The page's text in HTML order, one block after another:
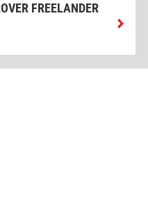
FREELANDER